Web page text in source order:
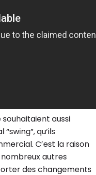
aussi
qu’ils
C’est la raison
autres
des changements